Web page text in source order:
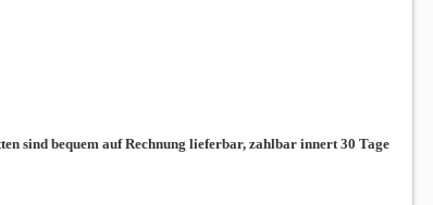
sind bequem auf Rechnung lieferbar, zahlbar innert 30 Tage